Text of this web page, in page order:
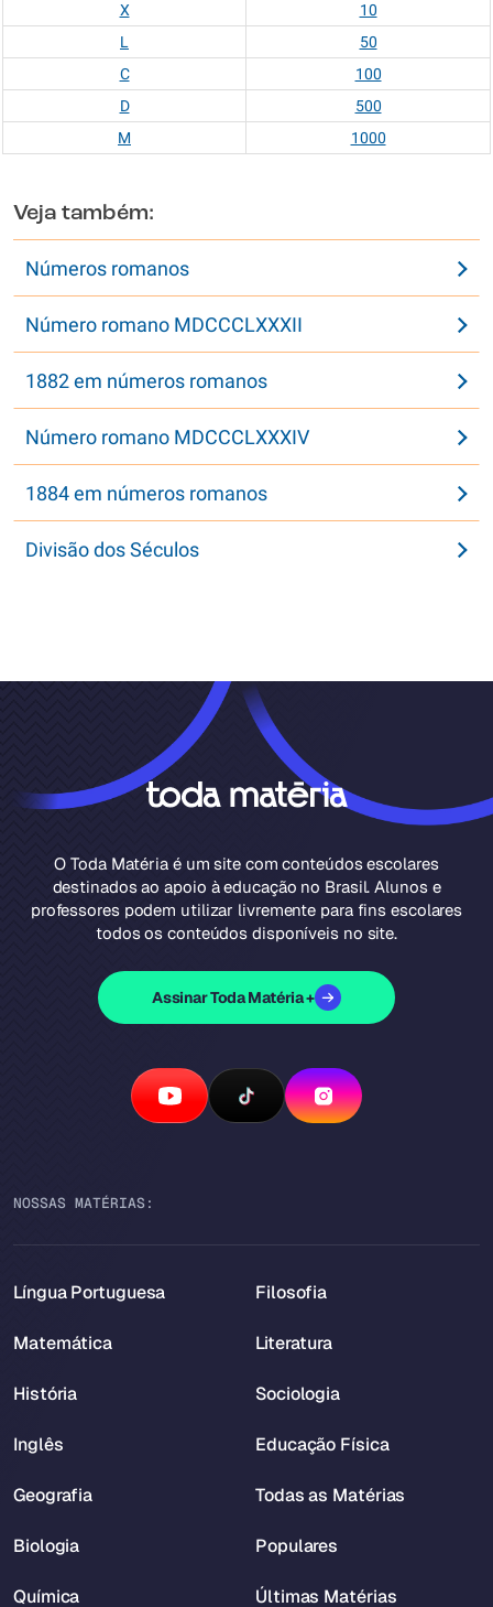
X
10
L
50
C
100
D
500
M
1000
Veja também:
Números romanos
Número romano MDCCCLXXXII
1882 em números romanos
Número romano MDCCCLXXXIV
1884 em números romanos
Divisão dos Séculos
O Toda Matéria é um site com conteúdos escolares
destinados ao apoio à educação no Brasil. Alunos e
professores podem utilizar livremente para fins escolares
todos os conteúdos disponíveis no site.
Assinar Toda Matéria +
NOSSAS MATÉRIAS:
Língua Portuguesa
Matemática
História
Inglês
Geografia
Biologia
Química
Filosofia
Literatura
Sociologia
Educação Física
Todas as Matérias
Populares
Últimas Matérias